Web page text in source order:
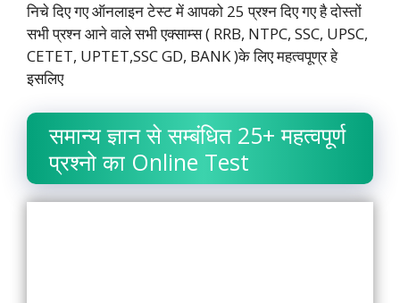
निचे दिए गए ऑनलाइन टेस्ट में आपको 25 प्रश्न दिए गए है दोस्तों
सभी प्रश्न आने वाले सभी एक्साम्स ( RRB, NTPC, SSC, UPSC,
CETET, UPTET,SSC GD, BANK )के लिए महत्वपूण्र हे
इसलिए
समान्य ज्ञान से सम्बंधित 25+ महत्वपूर्ण
प्रश्नो का Online Test